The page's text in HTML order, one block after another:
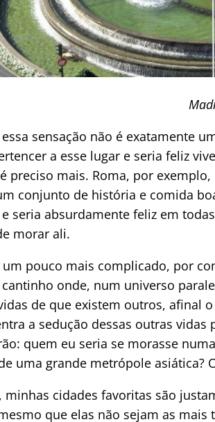
sensação não é exatamente
a esse lugar e seria feliz
preciso mais. Roma, por
conjunto de história e comida
seria absurdamente feliz em
morar ali.
um pouco mais complicado, por
onde, num universo
de que existem outros, afinal
a sedução dessas outras
quem eu seria se morasse
uma grande metrópole asiática?
minhas cidades favoritas são
que elas não sejam as